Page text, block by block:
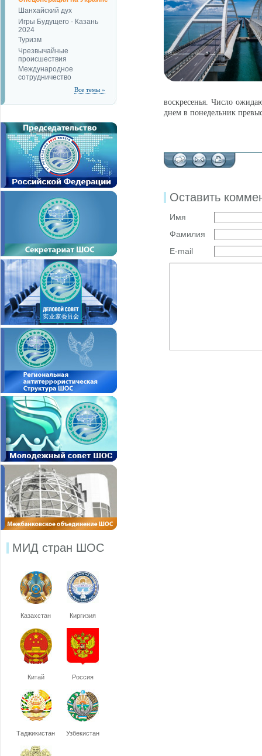
Шанхайский дух
Игры Будущего - Казань
2024
Туризм
Чрезвычайные
происшествия
Международное
сотрудничество
Все темы »
МИД стран ШОС
Казахстан Киргизия
Китай Россия
Таджикистан Узбекистан
воскресенья. Число
днем в понедельник
Оставить
Имя
Фамилия
E-mail